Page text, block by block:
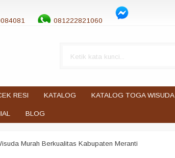
081222821060
RESI KATALOG KATALOG TOGA WISUDA
BLOG
Murah Berkualitas Kabupaten Meranti